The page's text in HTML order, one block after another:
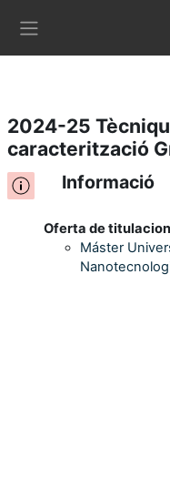
Ves al contingut principal
2024-25
caracterització
Informació
Oferta de
Máster